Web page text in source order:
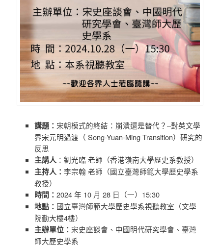
講題： 宋朝模式的終結：崩潰還是替代？–對英文學
界宋元明過渡（ Song-Yuan-Ming Transition）研究的
反思
主講人：劉光臨 老師（香港嶺南大學歷史系教授）
主持人： 李宗翰 老師（國立臺灣師範大學歷史學系
教授）
時間： 2024 年 10 月 28 日（一）15:30
地點： 國立臺灣師範大學歷史學系視聽教室（文學
院勤大樓4樓）
主辦單位： 宋史座談會、中國明代研究學會、臺灣
師大歷史學系